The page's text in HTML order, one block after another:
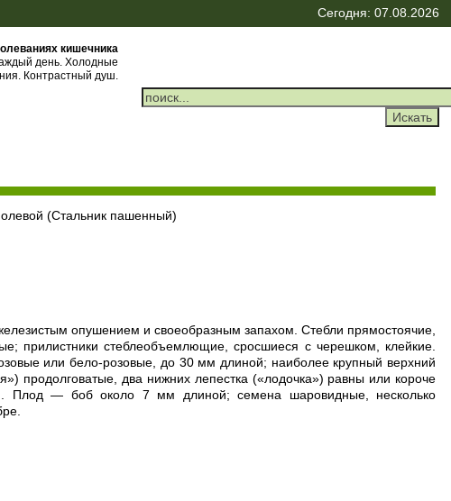
Сегодня: 07.08.2026
кишечника
день. Холодные
Контрастный душ.
(Стальник пашенный)
опушением и своеобразным запахом. Стебли прямостоячие,
прилистники стеблеобъемлющие, сросшиеся с черешком, клейкие.
или бело-розовые, до 30 мм длиной; наиболее крупный верхний
продолговатые, два нижних лепестка («лодочка») равны или короче
Плод — боб около 7 мм длиной; семена шаровидные, несколько